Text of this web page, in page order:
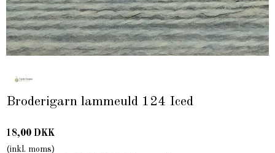
Broderigarn lammeuld 124 Iced
18,00 DKK
(inkl. moms)